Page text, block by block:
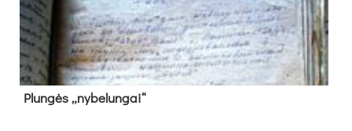
Plun­gės „ny­be­lun­gai“